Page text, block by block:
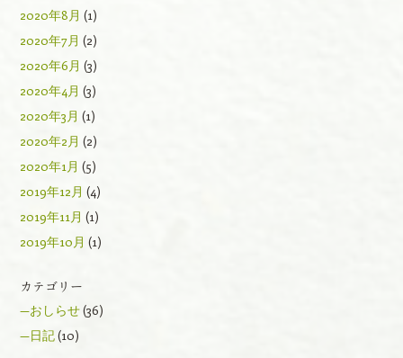
2020年8月 (1)
2020年7月 (2)
2020年6月 (3)
2020年4月 (3)
2020年3月 (1)
2020年2月 (2)
2020年1月 (5)
2019年12月 (4)
2019年11月 (1)
2019年10月 (1)
カテゴリー
—おしらせ(36)
—日記(10)